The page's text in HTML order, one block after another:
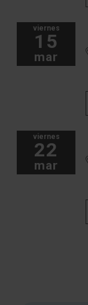
viernes
15
mar
viernes
22
mar